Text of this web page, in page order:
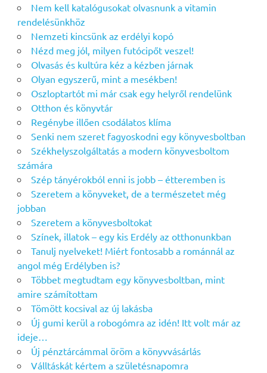
Nem kell katalógusokat olvasnunk a vitamin
rendelésünkhöz
Nemzeti kincsünk az erdélyi kopó
Nézd meg jól, milyen futócipőt veszel!
Olvasás és kultúra kéz a kézben járnak
Olyan egyszerű, mint a mesékben!
Oszloptartót mi már csak egy helyről rendelünk
Otthon és könyvtár
Regénybe illően csodálatos klíma
Senki nem szeret fagyoskodni egy könyvesboltban
Székhelyszolgáltatás a modern könyvesboltom
számára
Szép tányérokból enni is jobb – étteremben is
Szeretem a könyveket, de a természetet még
jobban
Szeretem a könyvesboltokat
Színek, illatok – egy kis Erdély az otthonunkban
Tanulj nyelveket! Miért fontosabb a románnál az
angol még Erdélyben is?
Többet megtudtam egy könyvesboltban, mint
amire számítottam
Tömött kocsival az új lakásba
Új gumi kerül a robogómra az idén! Itt volt már az
ideje…
Új pénztárcámmal öröm a könyvvásárlás
Válltáskát kértem a születésnapomra